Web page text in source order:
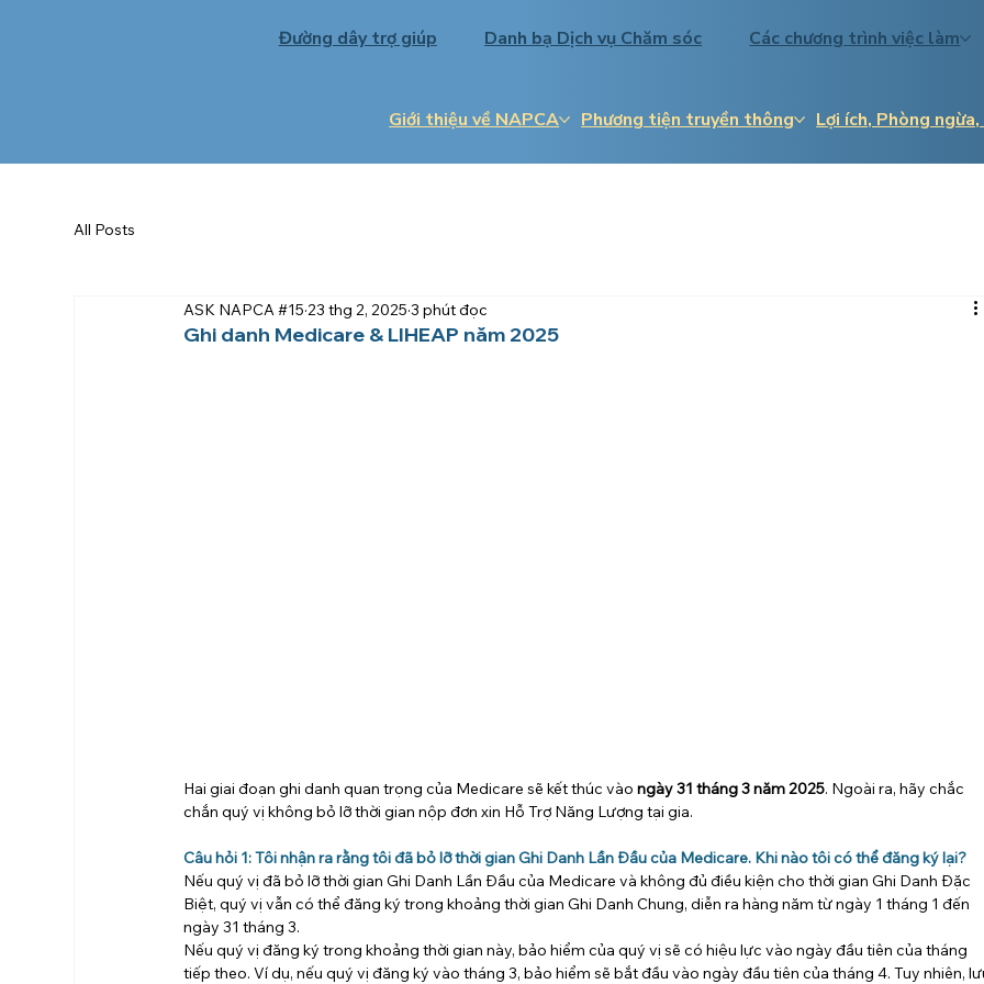
Đường dây trợ giúp Danh bạ Dịch vụ Chăm sóc Các chương trình việc làm
Giới thiệu về NAPCA Phương tiện truyền thông Lợi ích, Phòng
All Posts
Ghi danh Medicare & LIHEAP năm 2025
ASK NAPCA #15 23 thg 2, 2025 3 phút đọc
Hai giai đoạn ghi danh quan trọng của Medicare sẽ kết thúc vào ngày 31 tháng 3 năm 2025. Ngoài ra, hãy chắc
chắn quý vị không bỏ lỡ thời gian nộp đơn xin Hỗ Trợ Năng Lượng tại gia.
Câu hỏi 1: Tôi nhận ra rằng tôi đã bỏ lỡ thời gian Ghi Danh Lần Đầu của Medicare. Khi nào tôi có thể đăng ký lại?
Nếu quý vị đã bỏ lỡ thời gian Ghi Danh Lần Đầu của Medicare và không đủ điều kiện cho thời gian Ghi Danh Đặc
Biệt, quý vị vẫn có thể đăng ký trong khoảng thời gian Ghi Danh Chung, diễn ra hàng năm từ ngày 1 tháng 1 đến
ngày 31 tháng 3.
Nếu quý vị đăng ký trong khoảng thời gian này, bảo hiểm của quý vị sẽ có hiệu lực vào ngày đầu tiên của tháng
tiếp theo. Ví dụ, nếu quý vị đăng ký vào tháng 3, bảo hiểm sẽ bắt đầu vào ngày đầu tiên của tháng 4. Tuy nhiên,